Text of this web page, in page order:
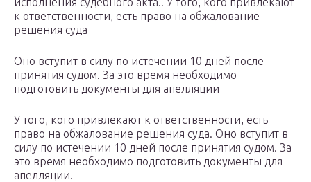
к ответственности, есть право на обжалование
решения суда
Оно вступит в силу по истечении 10 дней после
принятия судом. За это время необходимо
подготовить документы для апелляции
У того, кого привлекают к ответственности, есть
право на обжалование решения суда. Оно вступит в
силу по истечении 10 дней после принятия судом. За
это время необходимо подготовить документы для
апелляции.